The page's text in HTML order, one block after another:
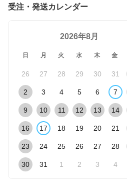
受注・発送カレンダー
2026年8月
日 月 火 水 木 金
26 27 28 29 30 31
2 3 4 5 6 7
9 10 11 12 13 14
16 17 18 19 20 21
23 24 25 26 27 28
30 31 1 2 3 4